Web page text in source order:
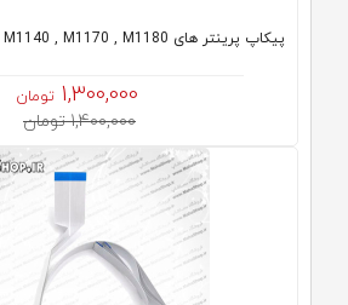
پیکاپ پرینتر های Epson Eco Tank M1140 , M1170 , M1180
1,300,000 تومان
1,400,000 تومان